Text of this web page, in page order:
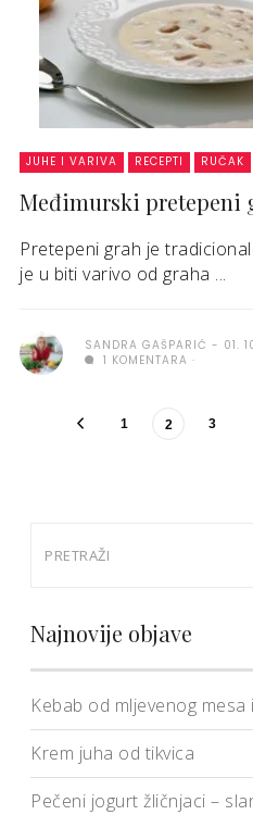
JUHE I VARIVA RECEPTI RUČAK
Međimurski pretepeni
Pretepeni grah je
je u biti varivo od graha ...
SANDRA GAŠPARIĆ
01.
1 KOMENTARA
1 2 3
Najnovije objave
Kebab od mljevenog
Krem juha od tikvica
Pečeni jogurt žličnjaci –